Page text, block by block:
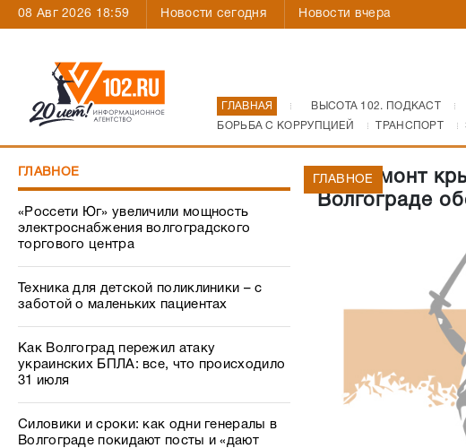
08 Авг 2026 18:59 Новости сегодня Новости вчера
ГЛАВНАЯ ВЫСОТА 102. ПОДКАСТ
БОРЬБА С КОРРУПЦИЕЙ
ТРАНСПОРТ
ГЛАВНОЕ
«Россети Юг» увеличили мощность
электроснабжения волгоградского
торгового центра
Техника для детской поликлиники – с
заботой о маленьких пациентах
Как Волгоград пережил атаку
украинских БПЛА: все, что происходило
31 июля
Силовики и сроки: как одни генералы в
Волгограде покидают посты и «дают
Капремонт
Волгограде
ГЛАВНОЕ